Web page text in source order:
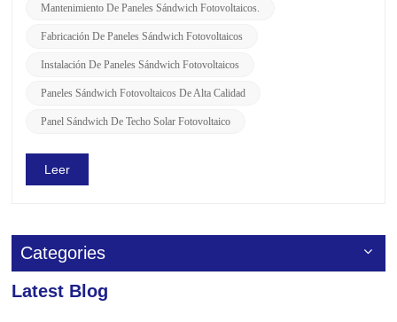
único de los panel...
Mantenimiento De Paneles Sándwich Fotovoltaicos.
Fabricación De Paneles Sándwich Fotovoltaicos
Instalación De Paneles Sándwich Fotovoltaicos
Paneles Sándwich Fotovoltaicos De Alta Calidad
Panel Sándwich De Techo Solar Fotovoltaico
Leer
Categories
Latest Blog